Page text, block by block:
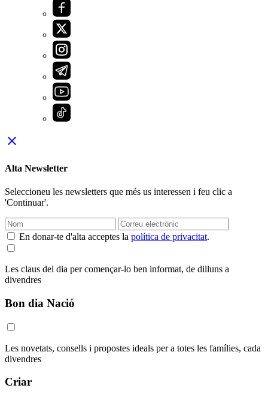
close
Alta Newsletter
Seleccioneu les newsletters que més us interessen i feu clic a
'Continuar'.
En donar-te d'alta acceptes la política de privacitat.
Les claus del dia per començar-lo ben informat, de dilluns a
divendres
Bon dia Nació
Les novetats, consells i propostes ideals per a totes les famílies, cada
divendres
Criar